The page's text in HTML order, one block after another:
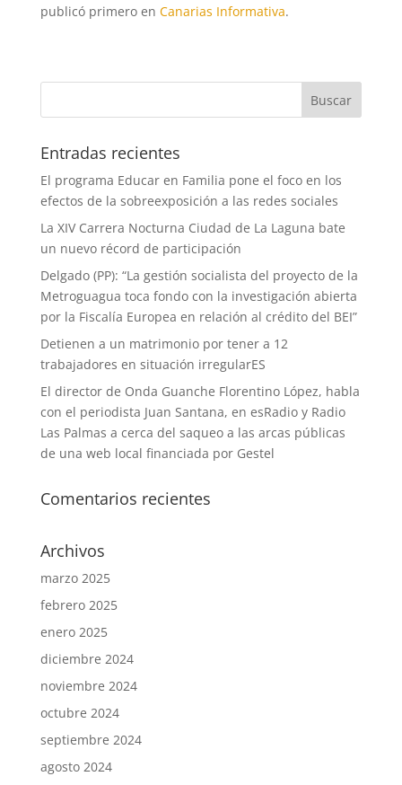
publicó primero en Canarias Informativa.
Entradas recientes
El programa Educar en Familia pone el foco en los
efectos de la sobreexposición a las redes sociales
La XIV Carrera Nocturna Ciudad de La Laguna bate
un nuevo récord de participación
Delgado (PP): “La gestión socialista del proyecto de la
Metroguagua toca fondo con la investigación abierta
por la Fiscalía Europea en relación al crédito del BEI”
Detienen a un matrimonio por tener a 12
trabajadores en situación irregularES
El director de Onda Guanche Florentino López, habla
con el periodista Juan Santana, en esRadio y Radio
Las Palmas a cerca del saqueo a las arcas públicas
de una web local financiada por Gestel
Comentarios recientes
Archivos
marzo 2025
febrero 2025
enero 2025
diciembre 2024
noviembre 2024
octubre 2024
septiembre 2024
agosto 2024